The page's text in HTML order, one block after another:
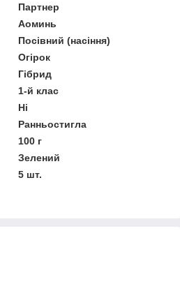
Партнер
Аоминь
Посівний (насіння)
Огірок
Гібрид
1-й клас
Ні
Ранньостигла
100 г
Зелений
5 шт.